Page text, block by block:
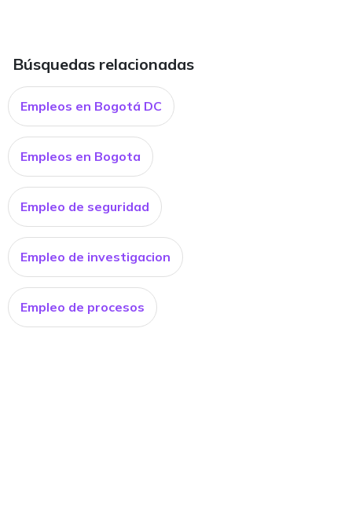
Búsquedas relacionadas
Empleos en Bogotá DC
Empleos en Bogota
Empleo de seguridad
Empleo de investigacion
Empleo de procesos